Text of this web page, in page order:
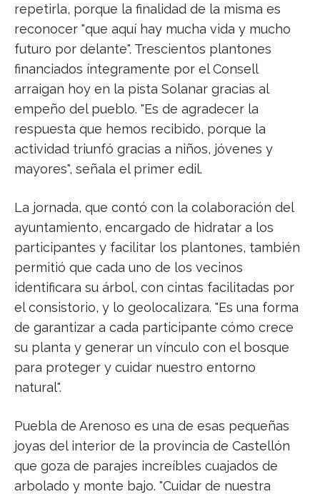
repetirla, porque la finalidad de la misma es
reconocer "que aquí hay mucha vida y mucho
futuro por delante". Trescientos plantones
financiados íntegramente por el Consell
arraigan hoy en la pista Solanar gracias al
empeño del pueblo. "Es de agradecer la
respuesta que hemos recibido, porque la
actividad triunfó gracias a niños, jóvenes y
mayores", señala el primer edil.
La jornada, que contó con la colaboración del
ayuntamiento, encargado de hidratar a los
participantes y facilitar los plantones, también
permitió que cada uno de los vecinos
identificara su árbol, con cintas facilitadas por
el consistorio, y lo geolocalizara. "Es una forma
de garantizar a cada participante cómo crece
su planta y generar un vínculo con el bosque
para proteger y cuidar nuestro entorno
natural".
Puebla de Arenoso es una de esas pequeñas
joyas del interior de la provincia de Castellón
que goza de parajes increíbles cuajados de
arbolado y monte bajo. "Cuidar de nuestra